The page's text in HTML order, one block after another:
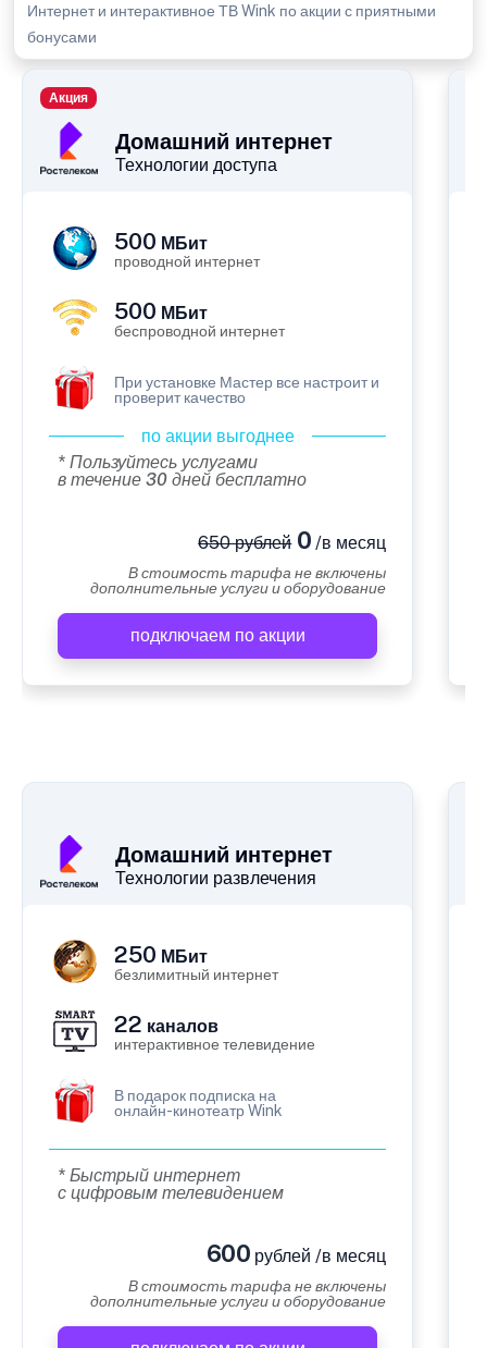
Интернет и интерактивное ТВ Wink по акции с приятными
бонусами
Домашний интернет
Технологии доступа
Акция
500 МБит
проводной интернет
500 МБит
беспроводной интернет
При установке Мастер все настроит и
проверит качество
по акции выгоднее
* Пользуйтесь услугами
в течение 30 дней бесплатно
650 рублей0 /в месяц
В стоимость тарифа не включены
дополнительные услуги и оборудование
подключаем по акции
Домашний интернет
Технологии развлечения
250 МБит
безлимитный интернет
22 каналов
интерактивное телевидение
В подарок подписка на
онлайн-кинотеатр Wink
* Быстрый интернет
с цифровым телевидением
600 рублей /в месяц
В стоимость тарифа не включены
дополнительные услуги и оборудование